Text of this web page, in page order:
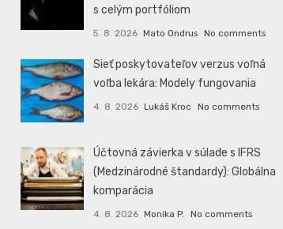
s celým portfóliom
5. 8. 2026 Mato Ondrus No comments
Sieť poskytovateľov verzus voľná
voľba lekára: Modely fungovania
4. 8. 2026 Lukáš Kroc No comments
Účtovná závierka v súlade s IFRS
(Medzinárodné štandardy): Globálna
komparácia
4. 8. 2026 Monika P. No comments